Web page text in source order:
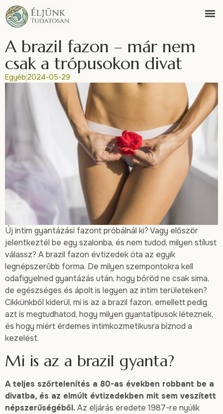
A brazil fazon – már nem
csak a trópusokon divat
Egyéb 2024-05-29
Új intim gyantázási fazont próbálnál ki? Vagy először
jelentkeztél be egy szalonba, és nem tudod, milyen stílust
válassz? A brazil fazon évtizedek óta az egyik
legnépszerűbb forma. De milyen szempontokra kell
odafigyelned gyantázás után, hogy bőröd ne csak sima,
de egészséges és ápolt is legyen az intim területeken?
Cikkünkből kiderül, mi is az a brazil fazon, emellett pedig
azt is megtudhatod, hogy milyen gyantatípusok léteznek,
és hogy miért érdemes intimkozmetikusra bíznod a
kezelést.
Mi is az a brazil gyanta?
A teljes szőrtelenítés a 80-as években robbant be a
divatba, és az elmúlt évtizedekben mit sem veszített
népszerűségéből.Az eljárás eredete 1987-re nyúlik